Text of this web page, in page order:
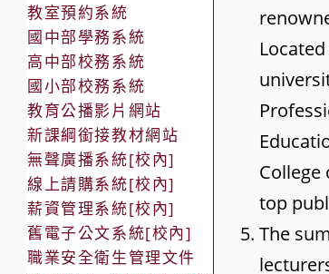
top
The
教室預約系統
國中部學務系統
高中部校務系統
國小部校務系統
教育公播影片網站
新課綱銜接教材網站
無聲廣播系統[校內]
線上請購系統[校內]
薪資管理系統[校內]
舊電子公文系統[校內]
職業安全衛生管理文件